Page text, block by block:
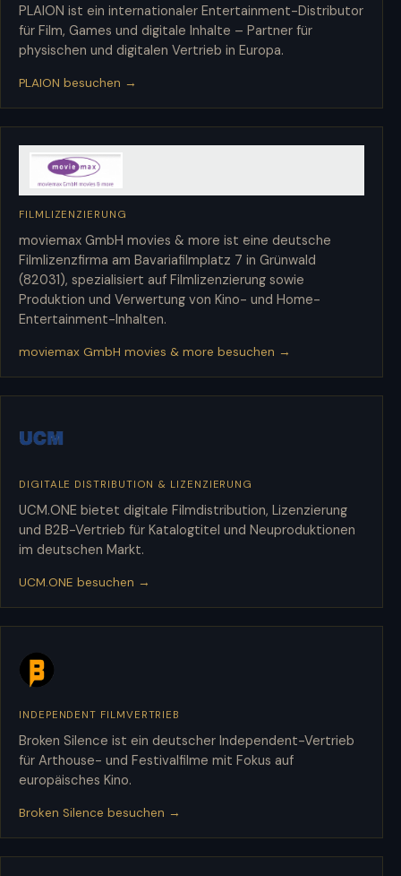
PLAION ist ein internationaler Entertainment-Distributor
für Film, Games und digitale Inhalte – Partner für
physischen und digitalen Vertrieb in Europa.
PLAION besuchen →
moviemax GmbH movies & more
FILMLIZENZIERUNG
moviemax GmbH movies & more ist eine deutsche
Filmlizenzfirma am Bavariafilmplatz 7 in Grünwald
(82031), spezialisiert auf Filmlizenzierung sowie
Produktion und Verwertung von Kino- und Home-
Entertainment-Inhalten.
moviemax GmbH movies & more besuchen →
UCM.ONE
DIGITALE DISTRIBUTION & LIZENZIERUNG
UCM.ONE bietet digitale Filmdistribution, Lizenzierung
und B2B-Vertrieb für Katalogtitel und Neuproduktionen
im deutschen Markt.
UCM.ONE besuchen →
Broken Silence
INDEPENDENT FILMVERTRIEB
Broken Silence ist ein deutscher Independent-Vertrieb
für Arthouse- und Festivalfilme mit Fokus auf
europäisches Kino.
Broken Silence besuchen →